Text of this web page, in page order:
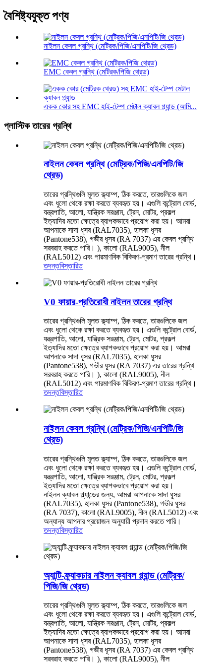
বৈশিষ্ট্যযুক্ত পণ্য
নাইলন কেবল গ্রন্থি (মেট্রিক/পিজি/এনপিটি/জি থ্রেড)
EMC কেবল গ্রন্থি (মেট্রিক/পিজি থ্রেড)
একক কোর সহ EMC হাই-টেম্প মেটাল ক্যাবল গ্ল্যান্ড (আমি...
প্লাস্টিক তারের গ্রন্থি
নাইলন কেবল গ্রন্থি (মেট্রিক/পিজি/এনপিটি/জি
থ্রেড)
তারের গ্রন্থিগুলি মূলত ক্ল্যাম্প, ঠিক করতে, তারগুলিকে জল
এবং ধুলো থেকে রক্ষা করতে ব্যবহৃত হয়। এগুলি কন্ট্রোল বোর্ড,
যন্ত্রপাতি, আলো, যান্ত্রিক সরঞ্জাম, ট্রেন, মোটর, প্রকল্প
ইত্যাদির মতো ক্ষেত্রে ব্যাপকভাবে প্রয়োগ করা হয়। আমরা
আপনাকে সাদা ধূসর (RAL7035), হালকা ধূসর
(Pantone538), গভীর ধূসর (RA 7037) এর কেবল গ্রন্থি
সরবরাহ করতে পারি। ), কালো (RAL9005), নীল
(RAL5012) এবং পারমাণবিক বিকিরণ-প্রমাণ তারের গ্রন্থি।
তদন্তবিস্তারিত
V0 ফায়ার-প্রতিরোধী নাইলন তারের গ্রন্থি
তারের গ্রন্থিগুলি মূলত ক্ল্যাম্প, ঠিক করতে, তারগুলিকে জল
এবং ধুলো থেকে রক্ষা করতে ব্যবহৃত হয়। এগুলি কন্ট্রোল বোর্ড,
যন্ত্রপাতি, আলো, যান্ত্রিক সরঞ্জাম, ট্রেন, মোটর, প্রকল্প
ইত্যাদির মতো ক্ষেত্রে ব্যাপকভাবে প্রয়োগ করা হয়। আমরা
আপনাকে সাদা ধূসর (RAL7035), হালকা ধূসর
(Pantone538), গভীর ধূসর (RA 7037) এর তারের গ্রন্থি
সরবরাহ করতে পারি। ), কালো (RAL9005), নীল
(RAL5012) এবং পারমাণবিক বিকিরণ-প্রমাণ তারের গ্রন্থি।
তদন্তবিস্তারিত
নাইলন কেবল গ্রন্থি (মেট্রিক/পিজি/এনপিটি/জি
থ্রেড)
তারের গ্রন্থিগুলি মূলত ক্ল্যাম্প, ঠিক করতে, তারগুলিকে জল
এবং ধুলো থেকে রক্ষা করতে ব্যবহৃত হয়। এগুলি কন্ট্রোল বোর্ড,
যন্ত্রপাতি, আলো, যান্ত্রিক সরঞ্জাম, ট্রেন, মোটর, প্রকল্প
ইত্যাদির মতো ক্ষেত্রে ব্যাপকভাবে প্রয়োগ করা হয়।
নাইলন ক্যাবল গ্ল্যান্ডের জন্য, আমরা আপনাকে সাদা ধূসর
(RAL7035), হালকা ধূসর (Pantone538), গভীর ধূসর
(RA 7037), কালো (RAL9005), নীল (RAL5012) এবং
অন্যান্য আপনার প্রয়োজন অনুযায়ী প্রদান করতে পারি।
তদন্তবিস্তারিত
অ্যান্টি-ফ্র্যাকচার নাইলন ক্যাবল গ্ল্যান্ড (মেট্রিক/
পিজি/জি থ্রেড)
তারের গ্রন্থিগুলি মূলত ক্ল্যাম্প, ঠিক করতে, তারগুলিকে জল
এবং ধুলো থেকে রক্ষা করতে ব্যবহৃত হয়। এগুলি কন্ট্রোল বোর্ড,
যন্ত্রপাতি, আলো, যান্ত্রিক সরঞ্জাম, ট্রেন, মোটর, প্রকল্প
ইত্যাদির মতো ক্ষেত্রে ব্যাপকভাবে প্রয়োগ করা হয়। আমরা
আপনাকে সাদা ধূসর (RAL7035), হালকা ধূসর
(Pantone538), গভীর ধূসর (RA 7037) এর কেবল গ্রন্থি
সরবরাহ করতে পারি। ), কালো (RAL9005), নীল